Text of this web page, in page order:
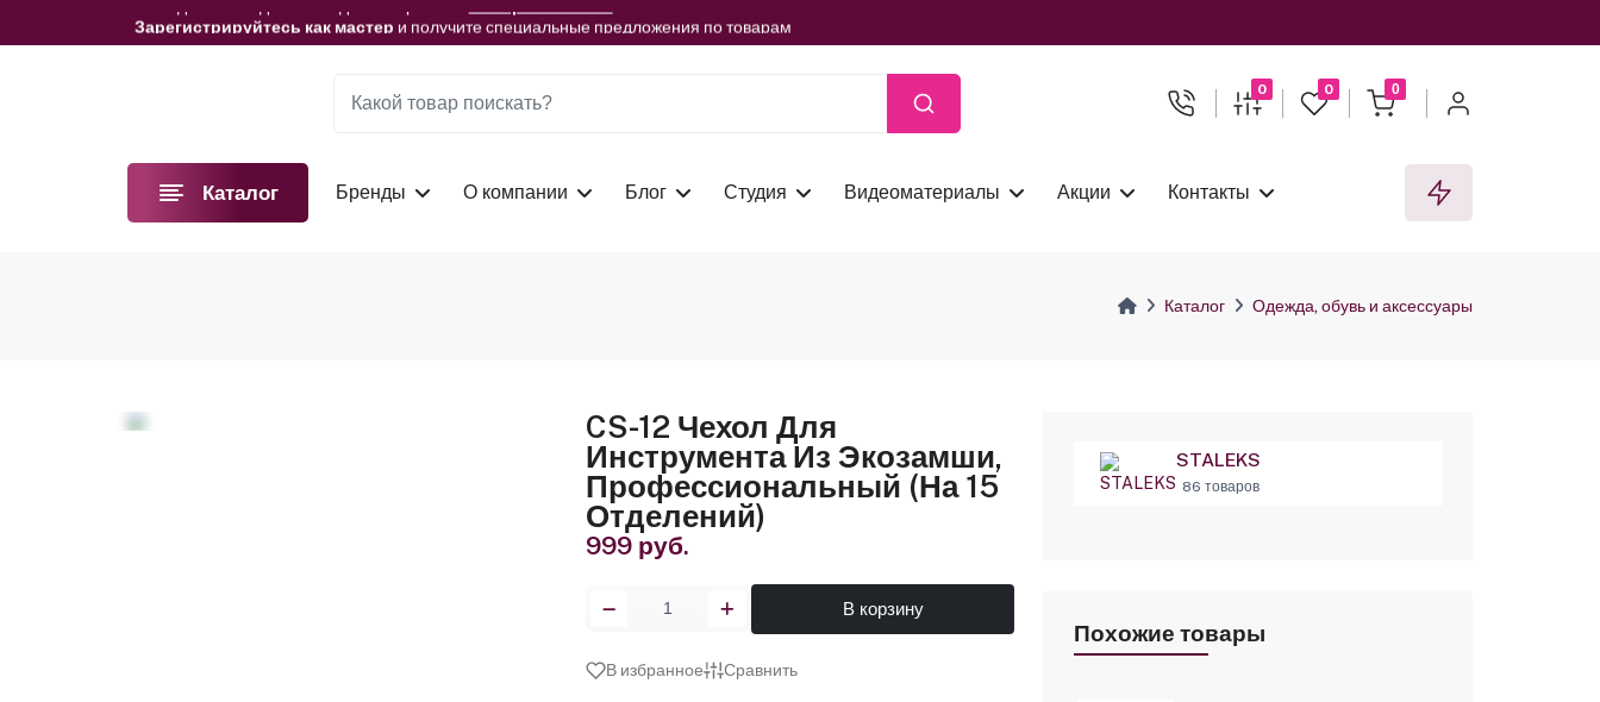
Зарегистрируйтесь как мастер и получите специальные предложения по товарам
Мы подготовили для вас видеоматериалы! Смотреть сейчас
0 0 0
Каталог Бренды О компании Блог Студия Видеоматериалы Акции Контакты
Каталог Одежда, обувь и аксессуары
CS-12 Чехол Для
Инструмента Из Экозамши,
Профессиональный (на 15
Отделений)
999 руб.
В корзину
В избранное Сравнить
STALEKS
86 товаров
Похожие товары